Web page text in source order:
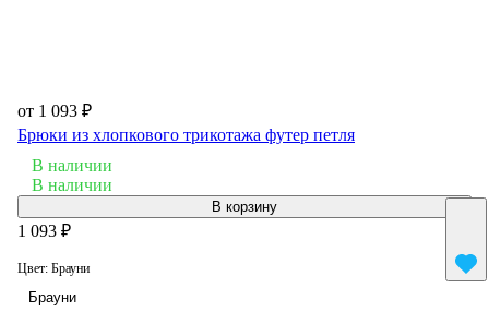
от 1 093 ₽
Брюки из хлопкового трикотажа футер петля
В наличии
В наличии
В корзину
1 093 ₽
Цвет: Брауни
Брауни